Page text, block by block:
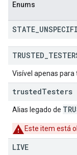
Enums
STATE
TRUSTED
Visível apenas
trustedTesters
Alias legado de
Este item está
LIVE